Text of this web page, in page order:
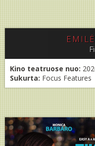
Kino teatruose nuo:
Sukurta: Focus Features